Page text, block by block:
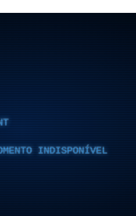
INDISPONÍVEL